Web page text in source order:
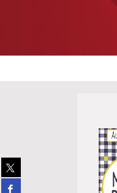
Share
on
twitter
Share